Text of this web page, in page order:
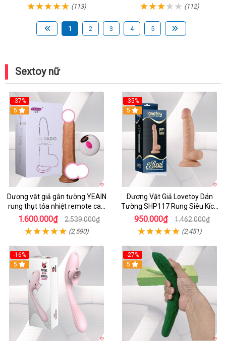
(113) (112)
1 2 3 4 5
Sextoy nữ
-37%
5
Dương vật giả gắn tường YEAIN
rung thụt tỏa nhiệt remote cao
cấp
1.600.000₫ 2.539.000₫
(2,590)
-35%
5
Dương Vật Giả Lovetoy Dán
Tường SHP117 Rung Siêu Kích
Thích
950.000₫ 1.462.000₫
(2,451)
-16%
5
-27%
5